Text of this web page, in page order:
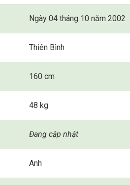
Ngày 04 tháng 10 năm 2002
Thiên Bình
160 cm
48 kg
Đang cập nhật
Anh